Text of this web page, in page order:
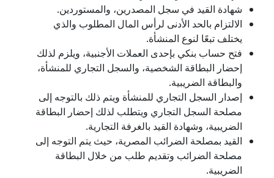
شهادة القيد في سجل المصدرين، والمستوردين.
الالتزام بالحد الأدنى لرأس المال المطلوب والذي
يختلف تبعًا لنوع المنشأة.
فتح حساب بنكي بإحدى العملات الأجنبية، ويلزم لذلك
إحضار البطاقة الشخصية، والسجل التجاري للمنشأة،
والبطاقة الضريبية.
إصدار السجل التجاري للمنشأة ويتم ذلك بالتوجه إلى
مصلحة السجل التجاري ويتطلب لذلك إحضار البطاقة
الضريبية، وشهادة القيد بالغرفة التجارية.
القيد بمصلحة الضرائب المصرية، حيث يتم التوجه إلى
مصلحة الضرائب وتقديم طلب من خلال البطاقة
الضريبية.